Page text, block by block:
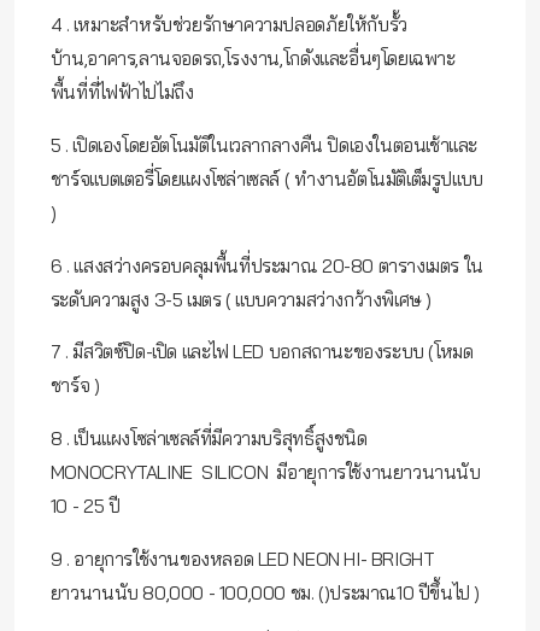
4 . เหมาะสำหรับช่วยรักษาความปลอดภัยให้กับรั้ว
บ้าน,อาคาร,ลานจอดรถ,โรงงาน,โกดังและอื่นๆโดยเฉพาะ
พื้นที่ที่ไฟฟ้าไปไม่ถึง
5 . เปิดเองโดยอัตโนมัติในเวลากลางคืน ปิดเองในตอนเช้าและ
ชาร์จแบตเตอรี่โดยแผงโซล่าเซลล์ ( ทำงานอัตโนมัติเต็มรูปแบบ
)
6 . แสงสว่างครอบคลุมพื้นที่ประมาณ 20-80 ตารางเมตร ใน
ระดับความสูง 3-5 เมตร ( แบบความสว่างกว้างพิเศษ )
7 . มีสวิตซ์ปิด-เปิด และไฟ LED บอกสถานะของระบบ (โหมด
ชาร์จ )
8 . เป็นแผงโซล่าเซลล์ที่มีความบริสุทธิ์สูงชนิด
MONOCRYTALINE SILICON มีอายุการใช้งานยาวนานนับ
10 - 25 ปี
9 . อายุการใช้งานของหลอด LED NEON HI- BRIGHT
ยาวนานนับ 80,000 - 100,000 ชม. ()ประมาณ10 ปีขึ้นไป )